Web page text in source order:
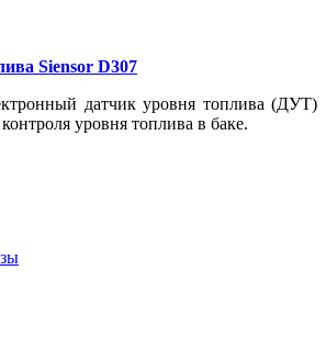
Siensor D307
датчик уровня топлива (ДУТ)
уровня топлива в баке.